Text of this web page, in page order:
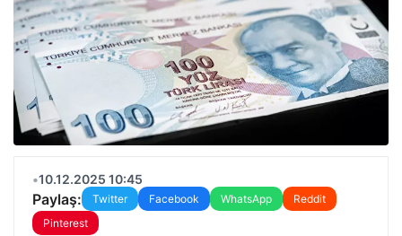
•10.12.2025 10:45
Paylaş: Twitter Facebook WhatsApp
Reddit
Pinterest